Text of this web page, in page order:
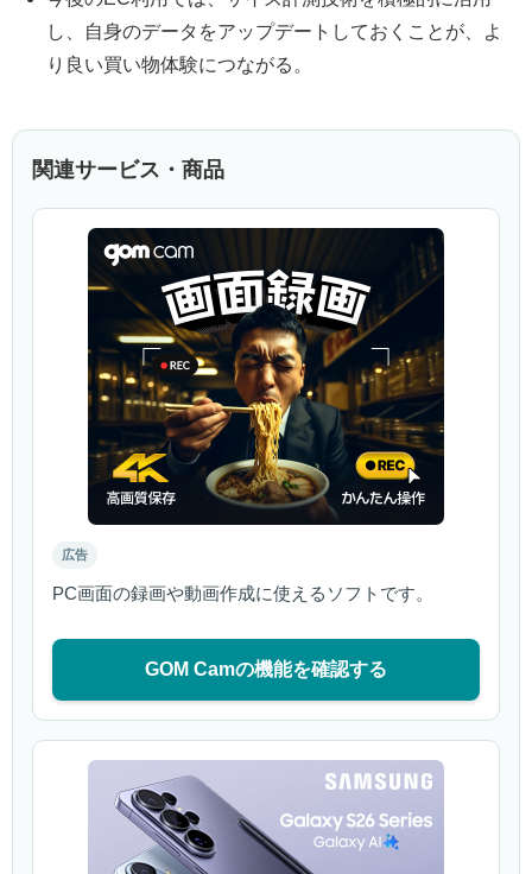
し、自身のデータをアップデートしておくことが、よ
り良い買い物体験につながる。
関連サービス・商品
広告
PC画面の録画や動画作成に使えるソフトです。
GOM Camの機能を確認する